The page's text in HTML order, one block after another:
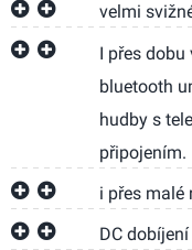
velmi
I přes
bluetooth
hudby s
připojením.
i přes malé
DC